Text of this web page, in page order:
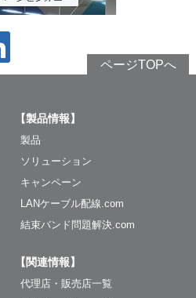
ページTOPへ
【製品情報】
製品
ソリューション
キャンペーン
LANケーブル配線.com
結束バンド問題解決.com
【関連情報】
代理店・販売店一覧